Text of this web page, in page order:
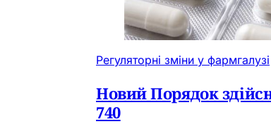
Регуляторні зміни у фармгалузі
Новий Порядок
740